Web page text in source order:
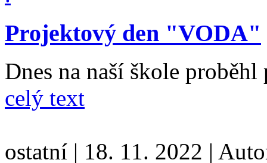
Projektový den "VODA"
Dnes na naší škole
celý text
ostatní | 18. 11. 2022 |